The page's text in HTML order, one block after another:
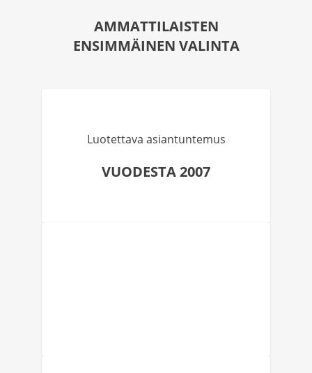
AMMATTILAISTEN
ENSIMMÄINEN VALINTA
Luotettava asiantuntemus
VUODESTA 2007